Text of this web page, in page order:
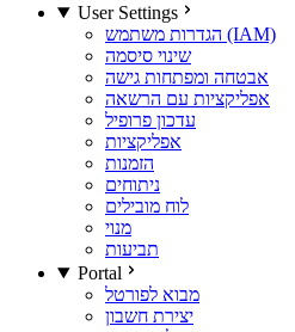
User Settings
הגדרות משתמש (IAM)
שינוי סיסמה
אבטחה ומפתחות גישה
אפליקציות עם הרשאה
עדכון פרופיל
אפליקציות
הזמנות
ניתוחים
לוח מובילים
מנוי
תביעות
Portal
מבוא לפורטל
יצירת חשבון